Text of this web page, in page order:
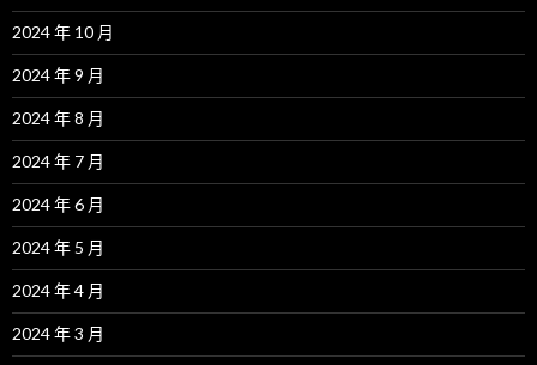
2024 年 10 月
2024 年 9 月
2024 年 8 月
2024 年 7 月
2024 年 6 月
2024 年 5 月
2024 年 4 月
2024 年 3 月